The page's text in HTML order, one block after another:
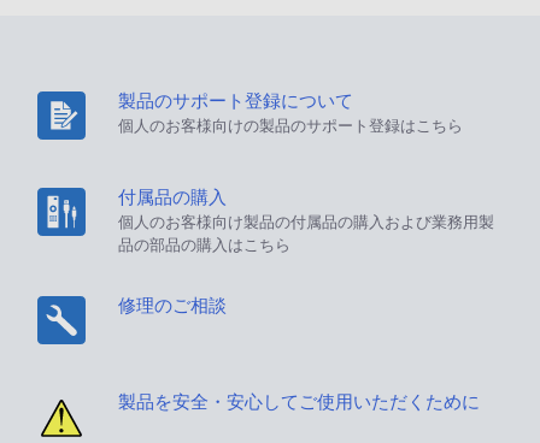
製品のサポート登録について
個人のお客様向けの製品のサポート登録はこちら
付属品の購入
個人のお客様向け製品の付属品の購入および業務用製
品の部品の購入はこちら
修理のご相談
製品を安全・安心してご使用いただくために